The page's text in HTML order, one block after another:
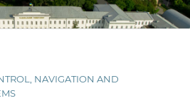
NAVIGATION AND